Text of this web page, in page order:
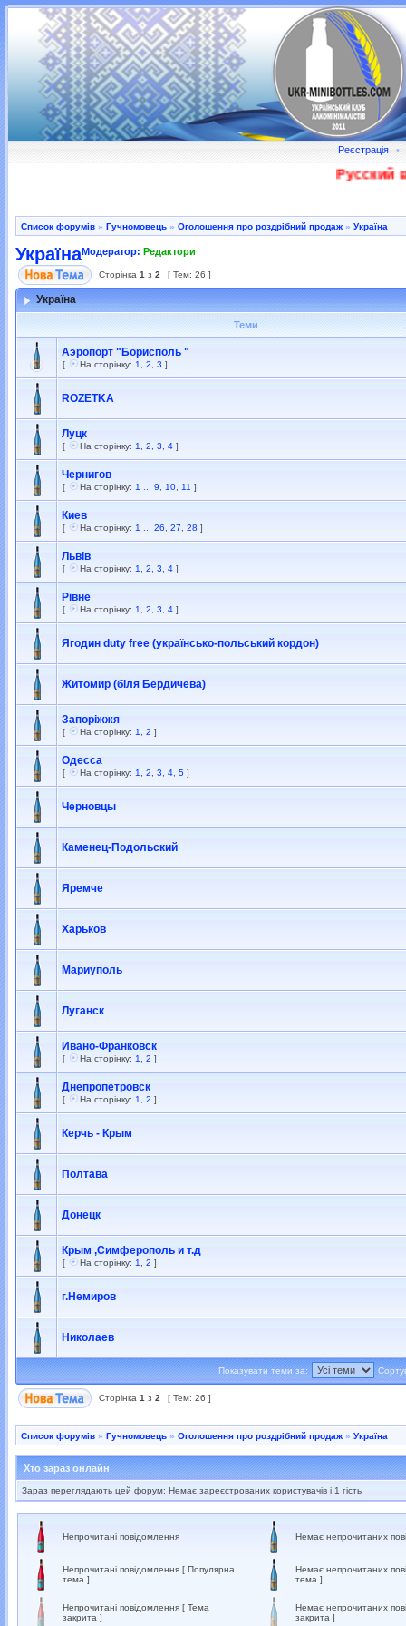
Реєстрація •
Русский
Список форумів » Гучномовець » Оголошення про роздрібний продаж » Україна
УкраїнаМодератор: Редактори
Сторінка 1 з 2 [ Тем: 26 ]
Україна
Теми
Аэропорт "Борисполь "
[ На сторінку: 1 2 3 ]
ROZETKA
Луцк
[ На сторінку: 1 2 3 4 ]
Чернигов
[ На сторінку: 1 9 10 11 ]
Киев
[ На сторінку: 1 26 27 28 ]
Львів
[ На сторінку: 1 2 3 4 ]
Рівне
[ На сторінку: 1 2 3 4 ]
Ягодин duty free (українсько-польський кордон)
Житомир (біля Бердичева)
Запоріжжя
[ На сторінку: 1 2 ]
Одесса
[ На сторінку: 1 2 3 4 5 ]
Черновцы
Каменец-Подольский
Яремче
Харьков
Мариуполь
Луганск
Ивано-Франковск
[ На сторінку: 1 2 ]
Днепропетровск
[ На сторінку: 1 2 ]
Керчь - Крым
Полтава
Донецк
Крым ,Симферополь и т.д
[ На сторінку: 1 2 ]
г.Немиров
Николаев
Показувати теми за:
Сторінка 1 з 2 [ Тем: 26 ]
Список форумів » Гучномовець » Оголошення про роздрібний продаж » Україна
Хто зараз онлайн
Зараз переглядають цей форум: Немає зареєстрованих користувачів і 1 гість
Непрочитані повідомлення Немає непрочитаних
Непрочитані повідомлення [ Популярна
тема ]
Немає непрочитаних
тема ]
Непрочитані повідомлення [ Тема
закрита ]
Немає непрочитаних
закрита ]